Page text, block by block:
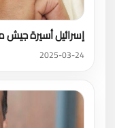
إسرائيل أسيرة جيش
2025-03-24